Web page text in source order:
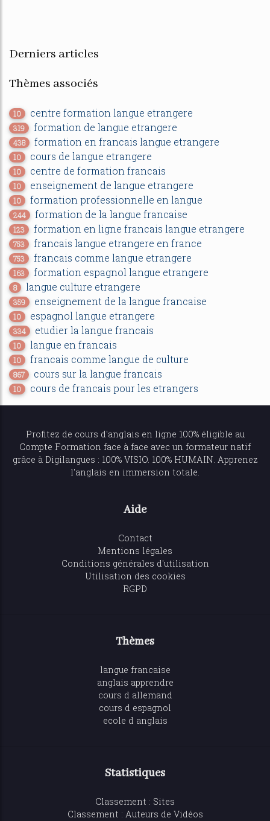
Derniers articles
Thèmes associés
10 centre formation langue etrangere
319 formation de langue etrangere
438 formation en francais langue etrangere
10 cours de langue etrangere
10 centre de formation francais
10 enseignement de langue etrangere
10 formation professionnelle en langue
244 formation de la langue francaise
123 formation en ligne francais langue etrangere
753 francais langue etrangere en france
753 francais comme langue etrangere
163 formation espagnol langue etrangere
8 langue culture etrangere
359 enseignement de la langue francaise
10 espagnol langue etrangere
334 etudier la langue francais
10 langue en francais
10 francais comme langue de culture
867 cours sur la langue francais
10 cours de francais pour les etrangers
Profitez de cours d'anglais en ligne 100% éligible au
Compte Formation face à face avec un formateur natif
grâce à Digilangues : 100% VISIO. 100% HUMAIN. Apprenez
l'anglais en immersion totale.
Aide
Contact
Mentions légales
Conditions générales d'utilisation
Utilisation des cookies
RGPD
Thèmes
langue francaise
anglais apprendre
cours d allemand
cours d espagnol
ecole d anglais
Statistiques
Classement : Sites
Classement : Auteurs de Vidéos